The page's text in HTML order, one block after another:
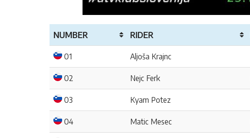
NUMBER RIDER
01 Aljoša Krajnc
02 Nejc Ferk
03 Kyam Potez
04 Matic Mesec